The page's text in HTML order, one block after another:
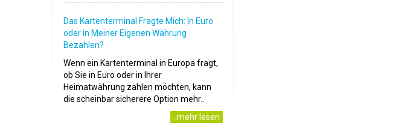
Das Kartenterminal Fragte Mich: In Euro
oder in Meiner Eigenen Währung
Bezahlen?
Wenn ein Kartenterminal in Europa fragt,
ob Sie in Euro oder in Ihrer
Heimatwährung zahlen möchten, kann
die scheinbar sicherere Option mehr..
..mehr lesen